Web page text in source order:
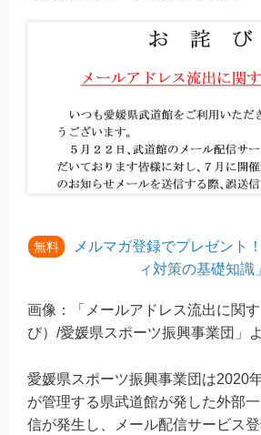
無料
メルマガ登録でプレゼント
ィ対策の基礎知識」
画像：「メールアドレス流出に関
び）/愛媛県スポーツ振興事業団」
愛媛県スポーツ振興事業団は2020
が管理する県武道館が発した外部
信が発生し、メール配信サービス